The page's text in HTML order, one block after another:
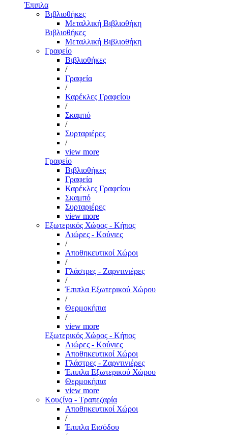
Έπιπλα
Βιβλιοθήκες
Μεταλλική Βιβλιοθήκη
Βιβλιοθήκες
Μεταλλική Βιβλιοθήκη
Γραφείο
Βιβλιοθήκες
/
Γραφεία
/
Καρέκλες Γραφείου
/
Σκαμπό
/
Συρταριέρες
/
view more
Γραφείο
Βιβλιοθήκες
Γραφεία
Καρέκλες Γραφείου
Σκαμπό
Συρταριέρες
view more
Εξωτερικός Χώρος - Κήπος
Αιώρες - Κούνιες
/
Αποθηκευτικοί Χώροι
/
Γλάστρες - Ζαρντινιέρες
/
Έπιπλα Εξωτερικού Χώρου
/
Θερμοκήπια
/
view more
Εξωτερικός Χώρος - Κήπος
Αιώρες - Κούνιες
Αποθηκευτικοί Χώροι
Γλάστρες - Ζαρντινιέρες
Έπιπλα Εξωτερικού Χώρου
Θερμοκήπια
view more
Κουζίνα - Τραπεζαρία
Αποθηκευτικοί Χώροι
/
Έπιπλα Εισόδου